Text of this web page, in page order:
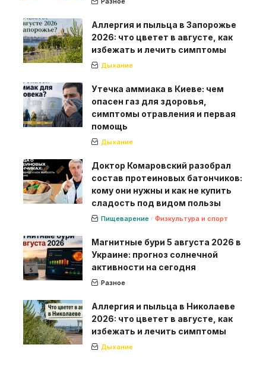
Аллергия и пыльца в Запорожье
2026: что цветет в августе, как
избежать и лечить симптомы
Дыхание
Утечка аммиака в Киеве: чем
опасен газ для здоровья,
симптомы отравления и первая
помощь
Дыхание
Доктор Комаровский разобрал
состав протеиновых батончиков:
кому они нужны и как не купить
сладость под видом пользы
Пищеварение Физкультура и спорт
Магнитные бури 5 августа 2026 в
Украине: прогноз солнечной
активности на сегодня
Разное
Аллергия и пыльца в Николаеве
2026: что цветет в августе, как
избежать и лечить симптомы
Дыхание